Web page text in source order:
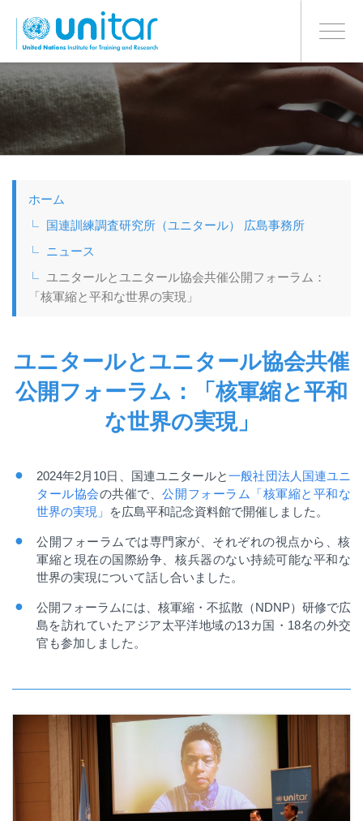
イ
ン
テ
Toggle
日本語BONN OFFICE
ホーム
国連訓練調査研究所（ユニタール） 広島事務所
ニュース
ユニタールとユニタール協会共催公開フォーラム：
「核軍縮と平和な世界の実現」
ユニタールとユニタール協会共催
公開フォーラム：「核軍縮と平和
な世界の実現」
2024年2月 10日、国連ユニタールと一般社団法人国連ユニ
タール協会の共催で、公開フォーラム「核軍縮と平和な
世界の実現」
を広島平和記念資料館で開催しました。
公開フォーラムでは専門家が、それぞれの視点から、核
軍縮と現在の国際紛争、核兵器のない持続可能な平和な
世界の実現について話し合いました。
公開フォーラムには、核軍縮・不拡散（NDNP）研修で広
島を訪れていたアジア太平洋地域の13カ国・ 18名の外交
官も参加しました。